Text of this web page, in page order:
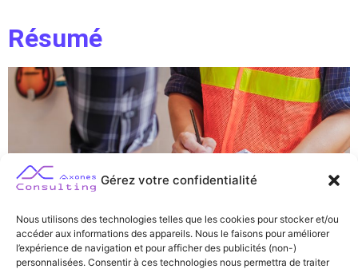
Gérez votre confidentialité
Nous utilisons des technologies telles que les cookies pour stocker et/ou
accéder aux informations des appareils. Nous le faisons pour améliorer
l’expérience de navigation et pour afficher des publicités (non-)
personnalisées. Consentir à ces technologies nous permettra de traiter
Résumé